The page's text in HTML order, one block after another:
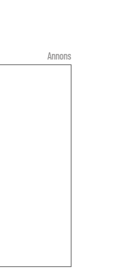
Annons